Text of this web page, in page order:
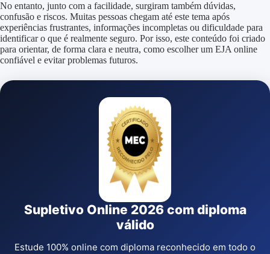
No entanto, junto com a facilidade, surgiram também dúvidas,
confusão e riscos. Muitas pessoas chegam até este tema após
experiências frustrantes, informações incompletas ou dificuldade para
identificar o que é realmente seguro. Por isso, este conteúdo foi criado
para orientar, de forma clara e neutra, como escolher um EJA online
confiável e evitar problemas futuros.
Supletivo Online 2026 com diploma
válido
Estude 100% online com diploma reconhecido em todo o